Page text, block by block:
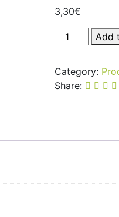
3,30€
Add
Category:
Share: